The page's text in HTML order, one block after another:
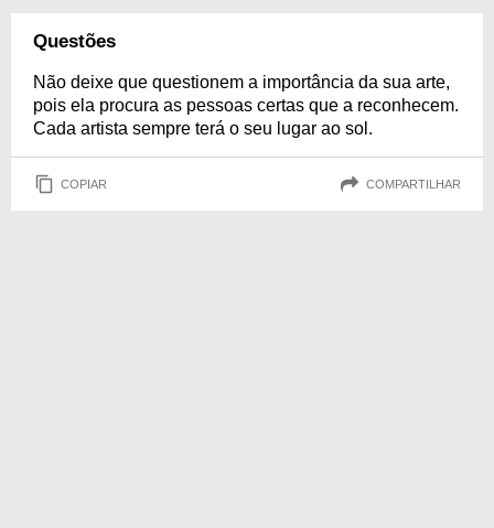
Questões
Não deixe que questionem a importância da sua arte,
pois ela procura as pessoas certas que a reconhecem.
Cada artista sempre terá o seu lugar ao sol.
COPIAR COMPARTILHAR